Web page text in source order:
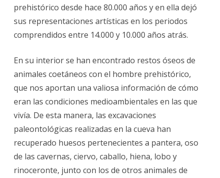
prehistórico desde hace 80.000 años y en ella dejó
sus representaciones artísticas en los periodos
comprendidos entre 14.000 y 10.000 años atrás.
En su interior se han encontrado restos óseos de
animales coetáneos con el hombre prehistórico,
que nos aportan una valiosa información de cómo
eran las condiciones medioambientales en las que
vivía. De esta manera, las excavaciones
paleontológicas realizadas en la cueva han
recuperado huesos pertenecientes a pantera, oso
de las cavernas, ciervo, caballo, hiena, lobo y
rinoceronte, junto con los de otros animales de